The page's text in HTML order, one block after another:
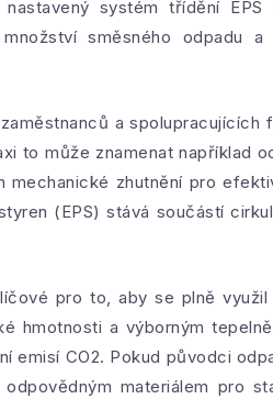
nastavený systém třídění
směsného odpadu
a spolupracujících
to může znamenat například
zhutnění pro
(EPS) stává součástí
pro to, aby se plně využil
hmotnosti a výborným
emisí CO2. Pokud původci
materiálem pro